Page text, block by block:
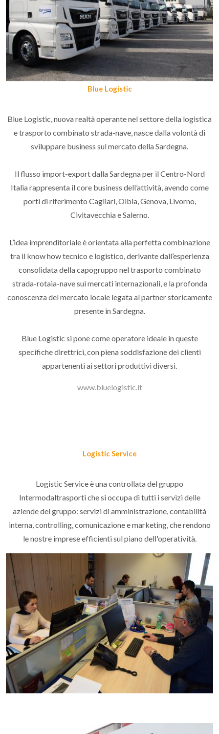
Blue Logistic
Blue Logistic, nuova realtà operante nel settore della logistica
e trasporto combinato strada-nave, nasce dalla volontà di
sviluppare business sul mercato della Sardegna.
Il flusso import-export dalla Sardegna per il Centro-Nord
Italia rappresenta il core business dell’attività, avendo come
porti di riferimento Cagliari, Olbia, Genova, Livorno,
Civitavecchia e Salerno.
L’idea imprenditoriale è orientata alla perfetta combinazione
tra il know how tecnico e logistico, derivante dall’esperienza
consolidata della capogruppo nel trasporto combinato
strada-rotaia-nave sui mercati internazionali, e la profonda
conoscenza del mercato locale legata al partner storicamente
presente in Sardegna.
Blue Logistic si pone come operatore ideale in queste
specifiche direttrici, con piena soddisfazione dei clienti
appartenenti ai settori produttivi diversi.
www.bluelogistic.it
Logistic Service
Logistic Service è una controllata del gruppo
Intermodaltrasporti che si occupa di tutti i servizi delle
aziende del gruppo: servizi di amministrazione, contabilità
interna, controlling, comunicazione e marketing, che rendono
le nostre imprese efficienti sul piano dell'operatività.